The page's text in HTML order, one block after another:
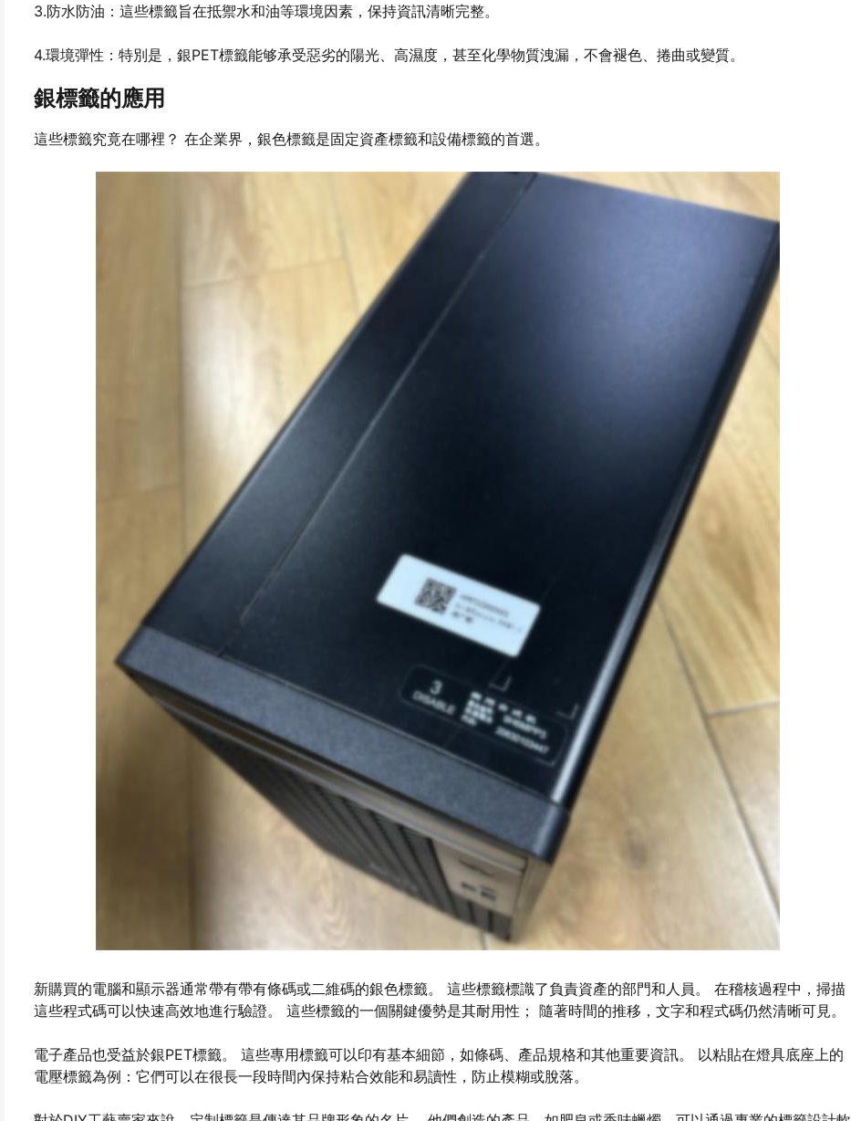
3.防水防油：這些標籤旨在抵禦水和油等環境因素，保持資訊清晰完整。
4.環境彈性：特別是，銀PET標籤能够承受惡劣的陽光、高濕度，甚至化學物質洩漏，不會褪色、捲曲或變質。
銀標籤的應用
這些標籤究竟在哪裡？ 在企業界，銀色標籤是固定資產標籤和設備標籤的首選。
新購買的電腦和顯示器通常帶有帶有條碼或二維碼的銀色標籤。 這些標籤標識了負責資產的部門和人員。 在稽核過程中，掃描
這些程式碼可以快速高效地進行驗證。 這些標籤的一個關鍵優勢是其耐用性； 隨著時間的推移，文字和程式碼仍然清晰可見。
電子產品也受益於銀PET標籤。 這些專用標籤可以印有基本細節，如條碼、產品規格和其他重要資訊。 以粘貼在燈具底座上的
電壓標籤為例：它們可以在很長一段時間內保持粘合效能和易讀性，防止模糊或脫落。